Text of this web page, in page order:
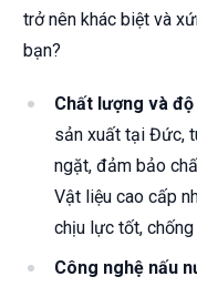
trở nên khác biệt và
bạn?
Chất lượng và
sản xuất tại Đức,
ngặt, đảm bảo
Vật liệu cao cấp
chịu lực tốt,
Công nghệ nấu